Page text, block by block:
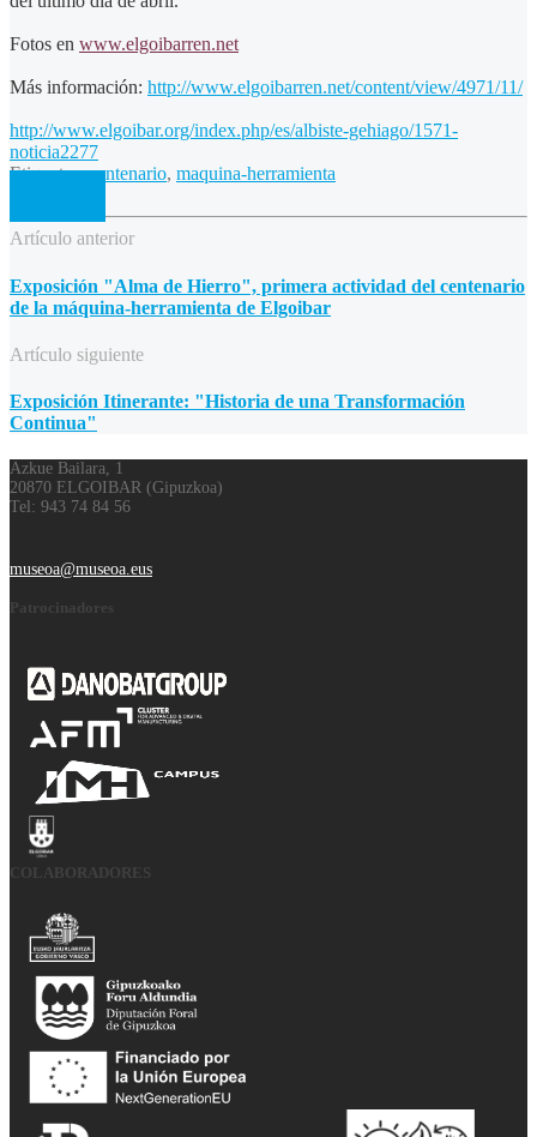
Fotos en www.elgoibarren.net
Más información: http://www.elgoibarren.net/content/view/4971/11/
http://www.elgoibar.org/index.php/es/albiste-gehiago/1571-
noticia2277
Etiquetas:centenario, maquina-herramienta
Artículo anterior
Exposición "Alma de Hierro", primera actividad del centenario
de la máquina-herramienta de Elgoibar
Artículo siguiente
Exposición Itinerante: "Historia de una Transformación
Continua"
Azkue Bailara, 1
20870 ELGOIBAR (Gipuzkoa)
Tel: 943 74 84 56
museoa@museoa.eus
Patrocinadores
COLABORADORES